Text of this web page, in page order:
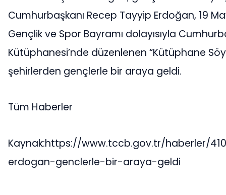
Cumhurbaşkanı Recep Tayyip Erdoğan, 19
Gençlik ve Spor Bayramı dolayısıyla
Kütüphanesi’nde düzenlenen “Kütüphane
şehirlerden gençlerle bir araya geldi.
Tüm Haberler
Kaynak:https://www.tccb.gov.tr/haberler/
erdogan-genclerle-bir-araya-geldi